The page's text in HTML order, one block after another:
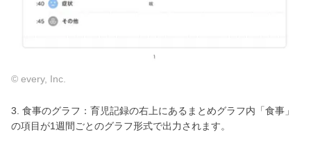
© every, Inc.
3. 食事のグラフ：育児記録の右上にあるまとめグラフ内「食事」
の項目が1週間ごとのグラフ形式で出力されます。